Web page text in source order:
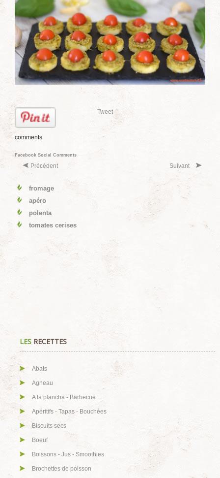
Tweet
comments
Facebook Social Comments
Précédent Suivant
fromage
apéro
polenta
tomates cerises
LES RECETTES
Abats
Agneau
A la plancha - Barbecue
Apéritifs - Tapas - Bouchées
Biscuits secs
Boeuf
Boissons - Jus - Smoothies
Brochettes de poisson